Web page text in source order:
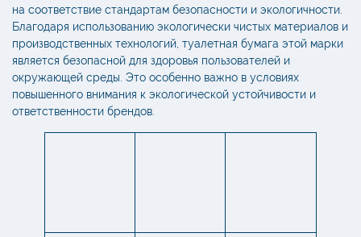
на соответствие стандартам безопасности и экологичности.
Благодаря использованию экологически чистых материалов и
производственных технологий, туалетная бумага этой марки
является безопасной для здоровья пользователей и
окружающей среды. Это особенно важно в условиях
повышенного внимания к экологической устойчивости и
ответственности брендов.